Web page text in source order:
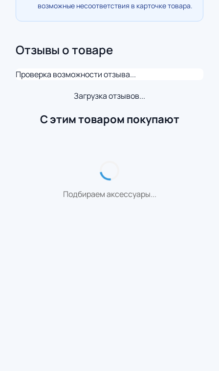
возможные несоответствия в карточке товара.
Отзывы о товаре
Проверка возможности отзыва...
Загрузка отзывов...
С этим товаром покупают
Подбираем аксессуары...